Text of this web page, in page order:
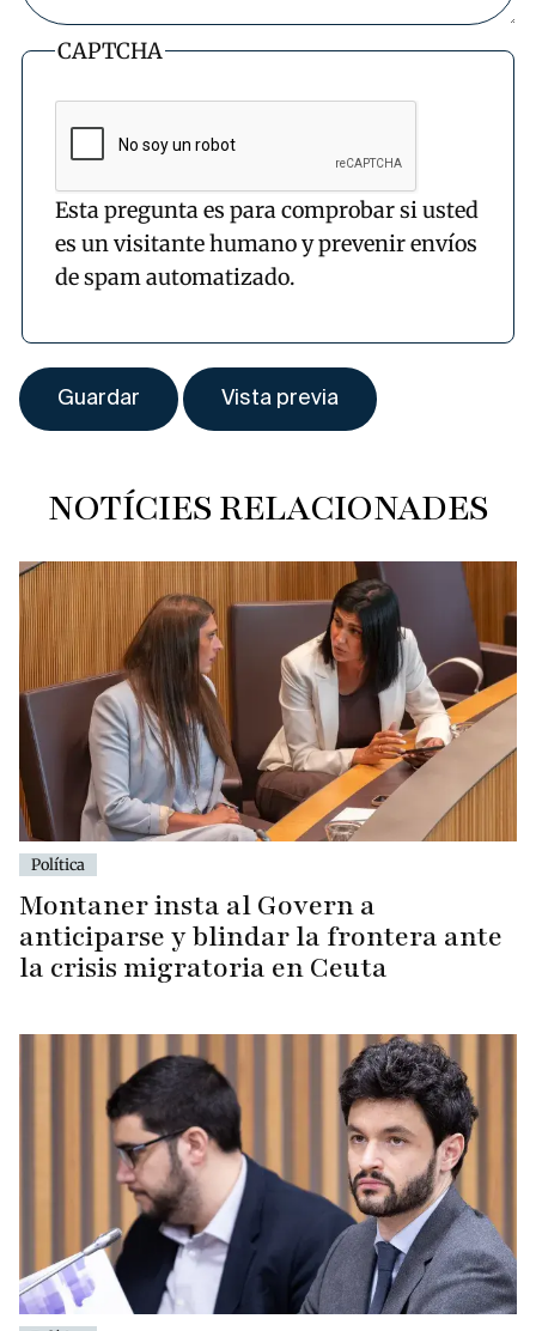
CAPTCHA
Esta pregunta es para comprobar si usted
es un visitante humano y prevenir envíos
de spam automatizado.
NOTÍCIES RELACIONADES
Política
Montaner insta al Govern a
anticiparse y blindar la frontera ante
la crisis migratoria en Ceuta